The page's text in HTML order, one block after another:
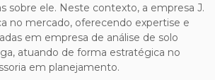
sobre ele. Neste contexto, a empresa J.
no mercado, oferecendo expertise e
em empresa de análise de solo
atuando de forma estratégica no
em planejamento.